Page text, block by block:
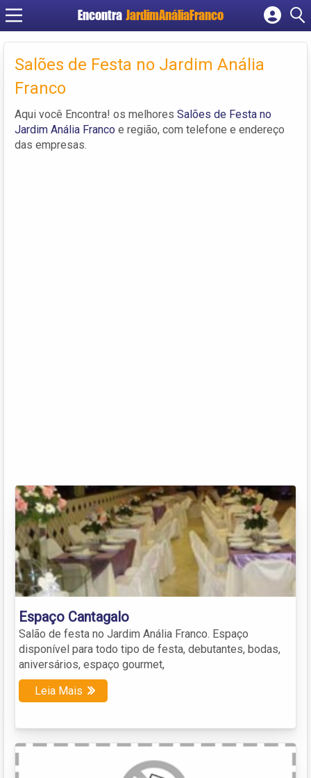
Encontra JardimAnáliaFranco
Cadastrar empresa
Criar conta
Salões de Festa no Jardim Anália
Franco
Aqui você Encontra! os melhores Salões de Festa no
Jardim Anália Franco e região, com telefone e endereço
das empresas.
Espaço Cantagalo
Salão de festa no Jardim Anália Franco. Espaço
disponível para todo tipo de festa, debutantes, bodas,
aniversários, espaço gourmet,
Leia Mais